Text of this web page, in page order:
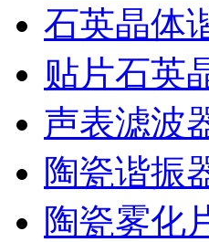
石英晶体
贴片石英
声表滤波
陶瓷谐振
陶瓷雾化